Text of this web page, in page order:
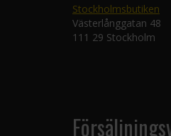
Stockholmsbutiken
Västerlånggatan 48
111 29 Stockholm